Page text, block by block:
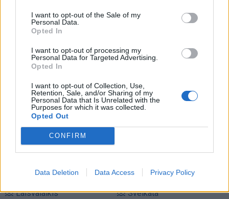
I want to opt-out of the Sale of my
Personal Data.
Opted In
I want to opt-out of processing my
Personal Data for Targeted Advertising.
Opted In
I want to opt-out of Collection, Use,
Retention, Sale, and/or Sharing of my
Personal Data that Is Unrelated with the
Purposes for which it was collected.
Opted Out
CONFIRM
Data Deletion Data Access Privacy Policy
Mokslas
Kita savaitė bus ypatinga:
šią dieną verta pasižymėti
kalendoriuje
Planuojate statyti lieptą?
Kada privalomas statybą
leidžiantis dokumentas
Laisvalaikis Sveikata